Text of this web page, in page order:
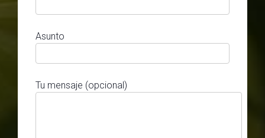
Asunto
Tu mensaje (opcional)